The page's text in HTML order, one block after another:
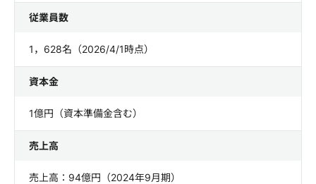
従業員数
1，628名（2026/4/1時点）
資本金
1億円（資本準備金含む）
売上高
売上高：94億円（2024年9月期）